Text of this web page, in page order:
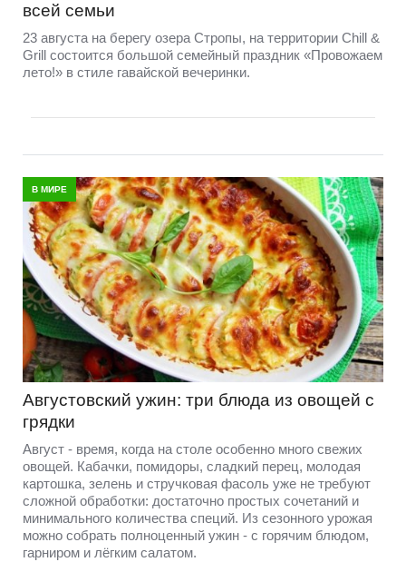
всей семьи
23 августа на берегу озера Стропы, на территории Chill &
Grill состоится большой семейный праздник «Провожаем
лето!» в стиле гавайской вечеринки.
В МИРЕ
Августовский ужин: три блюда из овощей с
грядки
Август - время, когда на столе особенно много свежих
овощей. Кабачки, помидоры, сладкий перец, молодая
картошка, зелень и стручковая фасоль уже не требуют
сложной обработки: достаточно простых сочетаний и
минимального количества специй. Из сезонного урожая
можно собрать полноценный ужин - с горячим блюдом,
гарниром и лёгким салатом.